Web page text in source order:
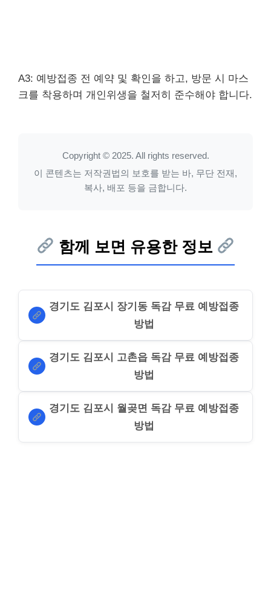
A3: 예방접종 전 예약 및 확인을 하고, 방문 시 마스
크를 착용하며 개인위생을 철저히 준수해야 합니다.
Copyright © 2025. All rights reserved.
이 콘텐츠는 저작권법의 보호를 받는 바, 무단 전재,
복사, 배포 등을 금합니다.
함께 보면 유용한 정보
경기도 김포시 장기동 독감 무료 예방접종
방법
경기도 김포시 고촌읍 독감 무료 예방접종
방법
경기도 김포시 월곶면 독감 무료 예방접종
방법